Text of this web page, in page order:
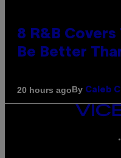
8 R&B
Be Better
20 hours agoBy Caleb
VICE